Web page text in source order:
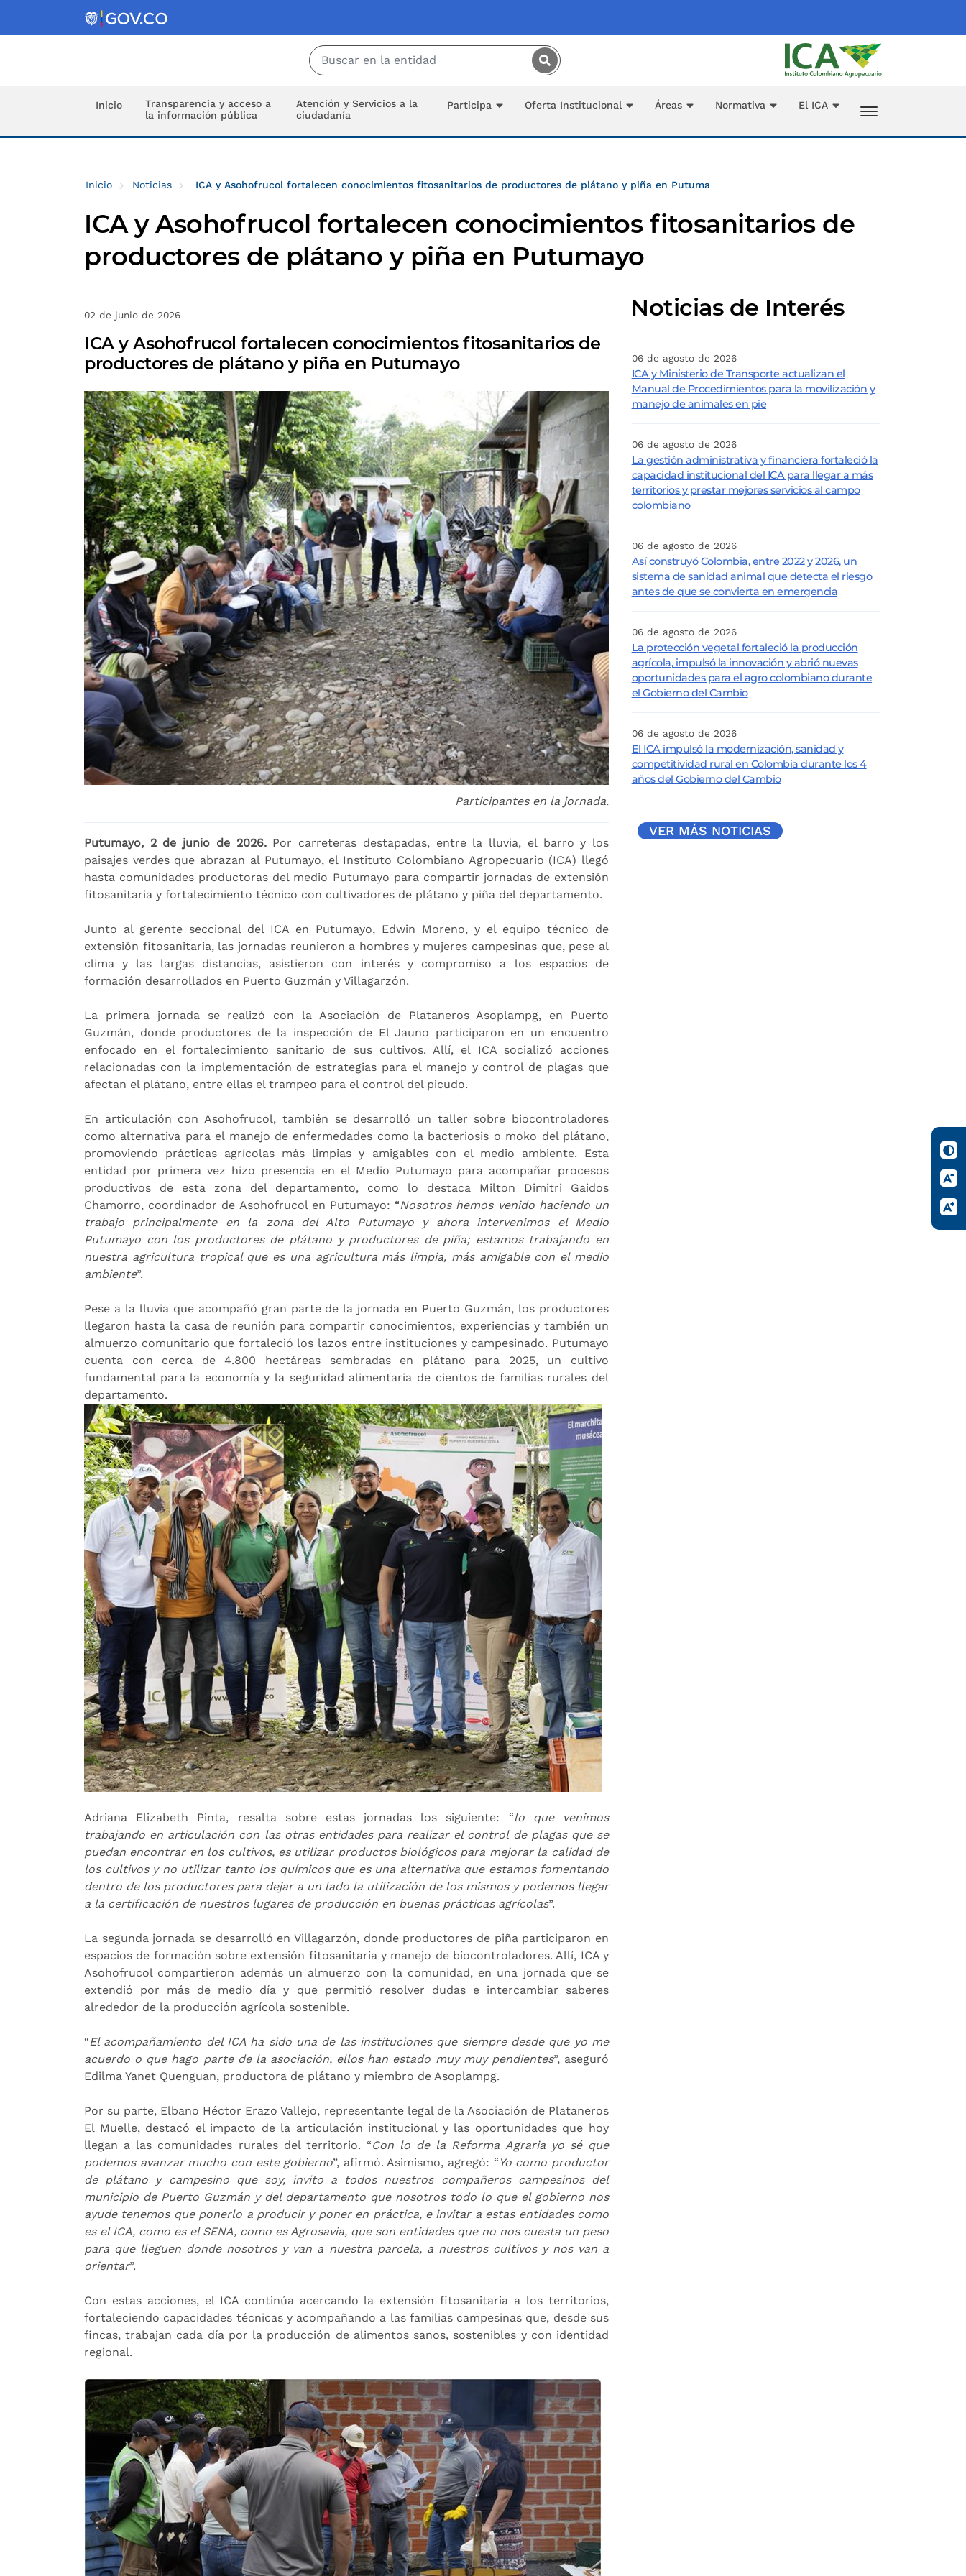
Inicio
Transparencia y acceso a
la información pública
Atención y Servicios a la
ciudadanía
Participa Oferta Institucional Áreas Normativa El ICA
Inicio Noticias ICA y Asohofrucol fortalecen conocimientos fitosanitarios de productores de plátano y piña en Putuma
ICA y Asohofrucol fortalecen conocimientos fitosanitarios de
productores de plátano y piña en Putumayo
02 de junio de 2026
ICA y Asohofrucol fortalecen conocimientos fitosanitarios de
productores de plátano y piña en Putumayo
Participantes en la jornada.
Putumayo, 2 de junio de 2026.Por carreteras destapadas, entre la lluvia, el barro y los
paisajes verdes que abrazan al Putumayo, el Instituto Colombiano Agropecuario (ICA) llegó
hasta comunidades productoras del medio Putumayo para compartir jornadas de extensión
fitosanitaria y fortalecimiento técnico con cultivadores de plátano y piña del departamento.
Junto al gerente seccional del ICA en Putumayo, Edwin Moreno, y el equipo técnico de
extensión fitosanitaria, las jornadas reunieron a hombres y mujeres campesinas que, pese al
clima y las largas distancias, asistieron con interés y compromiso a los espacios de
formación desarrollados en Puerto Guzmán y Villagarzón.
La primera jornada se realizó con la Asociación de Plataneros Asoplampg, en Puerto
Guzmán, donde productores de la inspección de El Jauno participaron en un encuentro
enfocado en el fortalecimiento sanitario de sus cultivos. Allí, el ICA socializó acciones
relacionadas con la implementación de estrategias para el manejo y control de plagas que
afectan el plátano, entre ellas el trampeo para el control del picudo.
En articulación con Asohofrucol, también se desarrolló un taller sobre biocontroladores
como alternativa para el manejo de enfermedades como la bacteriosis o moko del plátano,
promoviendo prácticas agrícolas más limpias y amigables con el medio ambiente. Esta
entidad por primera vez hizo presencia en el Medio Putumayo para acompañar procesos
productivos de esta zona del departamento, como lo destaca Milton Dimitri Gaidos
Chamorro, coordinador de Asohofrucol en Putumayo: “Nosotros hemos venido haciendo un
trabajo principalmente en la zona del Alto Putumayo y ahora intervenimos el Medio
Putumayo con los productores de plátano y productores de piña; estamos trabajando en
nuestra agricultura tropical que es una agricultura más limpia, más amigable con el medio
ambiente”.
Pese a la lluvia que acompañó gran parte de la jornada en Puerto Guzmán, los productores
llegaron hasta la casa de reunión para compartir conocimientos, experiencias y también un
almuerzo comunitario que fortaleció los lazos entre instituciones y campesinado. Putumayo
cuenta con cerca de 4.800 hectáreas sembradas en plátano para 2025, un cultivo
fundamental para la economía y la seguridad alimentaria de cientos de familias rurales del
departamento.
Adriana Elizabeth Pinta, resalta sobre estas jornadas los siguiente: “lo que venimos
trabajando en articulación con las otras entidades para realizar el control de plagas que se
puedan encontrar en los cultivos, es utilizar productos biológicos para mejorar la calidad de
los cultivos y no utilizar tanto los químicos que es una alternativa que estamos fomentando
dentro de los productores para dejar a un lado la utilización de los mismos y podemos llegar
a la certificación de nuestros lugares de producción en buenas prácticas agrícolas”.
La segunda jornada se desarrolló en Villagarzón, donde productores de piña participaron en
espacios de formación sobre extensión fitosanitaria y manejo de biocontroladores. Allí, ICA y
Asohofrucol compartieron además un almuerzo con la comunidad, en una jornada que se
extendió por más de medio día y que permitió resolver dudas e intercambiar saberes
alrededor de la producción agrícola sostenible.
“El acompañamiento del ICA ha sido una de las instituciones que siempre desde que yo me
acuerdo o que hago parte de la asociación, ellos han estado muy muy pendientes”, aseguró
Edilma Yanet Quenguan, productora de plátano y miembro de Asoplampg.
Por su parte, Elbano Héctor Erazo Vallejo, representante legal de la Asociación de Plataneros
El Muelle, destacó el impacto de la articulación institucional y las oportunidades que hoy
llegan a las comunidades rurales del territorio. “Con lo de la Reforma Agraria yo sé que
podemos avanzar mucho con este gobierno”, afirmó. Asimismo, agregó: “ Yo como productor
de plátano y campesino que soy, invito a todos nuestros compañeros campesinos del
municipio de Puerto Guzmán y del departamento que nosotros todo lo que el gobierno nos
ayude tenemos que ponerlo a producir y poner en práctica, e invitar a estas entidades como
es el ICA, como es el SENA, como es Agrosavia, que son entidades que no nos cuesta un peso
para que lleguen donde nosotros y van a nuestra parcela, a nuestros cultivos y nos van a
orientar”.
Con estas acciones, el ICA continúa acercando la extensión fitosanitaria a los territorios,
fortaleciendo capacidades técnicas y acompañando a las familias campesinas que, desde sus
fincas, trabajan cada día por la producción de alimentos sanos, sostenibles y con identidad
regional.
Noticias de Interés
06 de agosto de 2026
ICA y Ministerio de Transporte actualizan el
Manual de Procedimientos para la movilización y
manejo de animales en pie
06 de agosto de 2026
La gestión administrativa y financiera fortaleció la
capacidad institucional del ICA para llegar a más
territorios y prestar mejores servicios al campo
colombiano
06 de agosto de 2026
Así construyó Colombia, entre 2022 y 2026, un
sistema de sanidad animal que detecta el riesgo
antes de que se convierta en emergencia
06 de agosto de 2026
La protección vegetal fortaleció la producción
agrícola, impulsó la innovación y abrió nuevas
oportunidades para el agro colombiano durante
el Gobierno del Cambio
06 de agosto de 2026
El ICA impulsó la modernización, sanidad y
competitividad rural en Colombia durante los 4
años del Gobierno del Cambio
VER MÁS NOTICIAS